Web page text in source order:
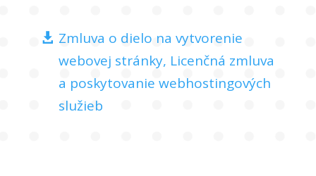
Zmluva o dielo na vytvorenie
webovej stránky, Licenčná zmluva
a poskytovanie webhostingových
služieb